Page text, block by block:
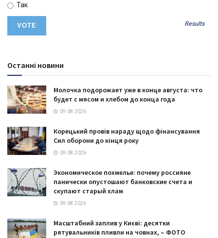
Так
Results
Останні новини
Молочка подорожает уже в конце августа: что
будет с мясом и хлебом до конца года
09.08.2026
Корецький провів нараду щодо фінансування
Сил оборони до кінця року
09.08.2026
Экономическое похмелье: почему россияне
панически опустошают банковские счета и
скупают старый хлам
09.08.2026
Масштабний заплив у Києві: десятки
рятувальників пливли на човнах, – ФОТО